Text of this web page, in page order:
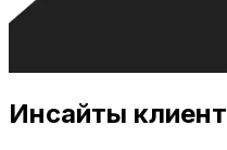
Инсайты